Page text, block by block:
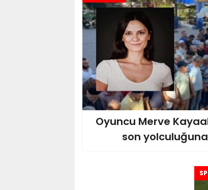
Oyuncu Merve
son